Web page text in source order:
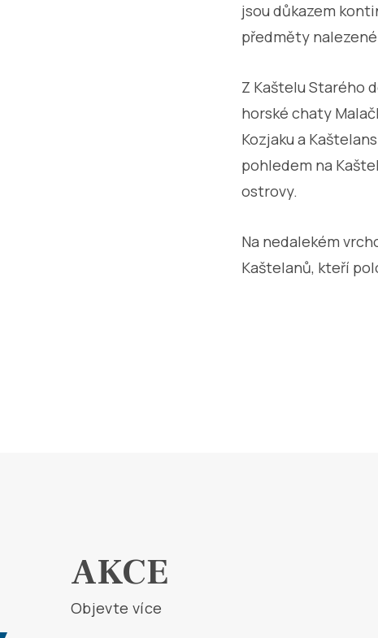
jsou důkazem
předměty
Z Kaštelu Starého
horské chaty
Kozjaku a
pohledem na
ostrovy.
Na nedalekém
Kaštelanů, kteří
AKCE
Objevte více